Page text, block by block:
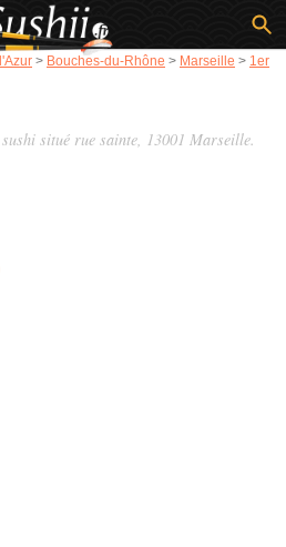
> Bouches-du-Rhône > Marseille > 1er
situé rue sainte, 13001 Marseille.